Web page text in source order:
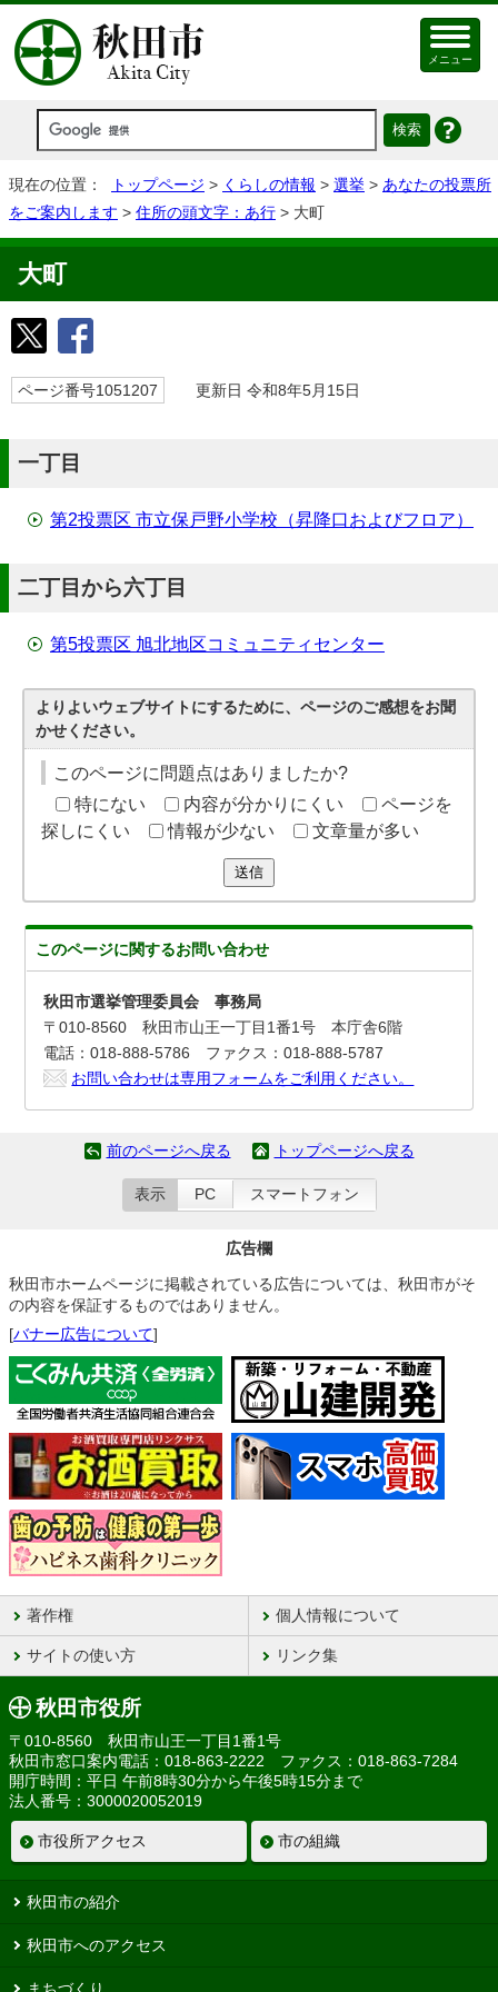
メニュー
現在の位置： トップページ > くらしの情報 > 選挙 > あなたの投票所
をご案内します > 住所の頭文字：あ行 > 大町
大町
ページ番号1051207 更新日 令和8年5月15日
一丁目
第2投票区 市立保戸野小学校（昇降口およびフロア）
二丁目から六丁目
第5投票区 旭北地区コミュニティセンター
よりよいウェブサイトにするために、ページのご感想をお聞
かせください。
このページに問題点はありましたか?
特にない
内容が分かりにくい
ページを
探しにくい
情報が少ない 文章量が多い
送信
このページに関するお問い合わせ
秋田市選挙管理委員会 事務局
〒010-8560 秋田市山王一丁目1番1号 本庁舎6階
電話：018-888-5786 ファクス：018-888-5787
お問い合わせは専用フォームをご利用ください。
前のページへ戻る トップページへ戻る
表示 PC スマートフォン
広告欄
秋田市ホームページに掲載されている広告については、秋田市がそ
の内容を保証するものではありません。
[バナー広告について]
著作権 個人情報について
サイトの使い方 リンク集
秋田市役所
〒010-8560 秋田市山王一丁目1番1号
秋田市窓口案内電話：018-863-2222 ファクス：018-863-7284
開庁時間：平日 午前8時30分から午後5時15分まで
法人番号：3000020052019
市役所アクセス 市の組織
秋田市の紹介
秋田市へのアクセス